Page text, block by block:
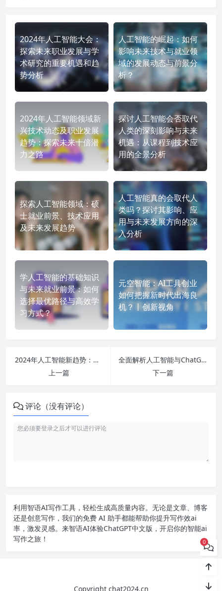
2024年人工智能大会：
探索未来职业发展与学
术研究的重要机遇和趋
势分析
人工智能的崛起：如何
影响未来技术与就业领
域的发展动态与前景分
析？
2024年人工智能领域新
兴技术动态及职业发展
趋势：探索未来十倍潜
力之路
探讨人工智能会否取代
人类的深刻影响与未来
机遇：从课程到技术应
用的全景分析
探索人工智能领域：硕
士就业前景、技术应用
及未来发展趋势
人工智能真的会取代人
类吗？探讨其影响、应
用与未来发展方向的深
入分析
学人工智能的基础知识
与未来就业前景：如何
选择最优路径与高效学
习方式？
元空智能：AI工具创业
如何把握新时代出海良
机？丨创新视角
2024年人工智能新趋势：从高考作文到投资理财，全面解析未来发展潜力与案例应用
上一篇
全面解析人工智能与ChatGPT：最新应用、技术进展与未来挑战
下一篇
评论（没有评论）
利用智语AI写作工具，轻松生成高质量内容。无论是文章、博客
还是创意写作，我们的免费 AI 助手都能帮助你提升写作效ai
率，激发灵感。来智语AI体验ChatGPT中文版 ，开启你的智能ai
写作之旅！
0
Copyright chat2024.cn